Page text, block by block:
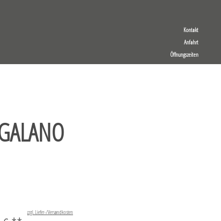
Kontakt
Anfahrt
Öffnungszeiten
zzgl. Liefer-/Versandkosten